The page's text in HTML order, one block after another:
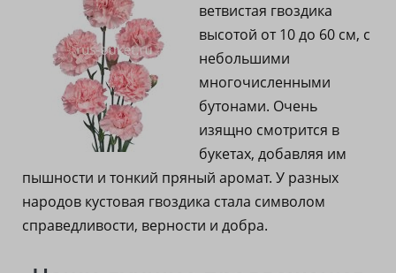
ветвистая гвоздика
высотой от 10 до 60 см, с
небольшими
многочисленными
бутонами. Очень
изящно смотрится в
букетах, добавляя им
пышности и тонкий пряный аромат. У разных
народов кустовая гвоздика стала символом
справедливости, верности и добра.